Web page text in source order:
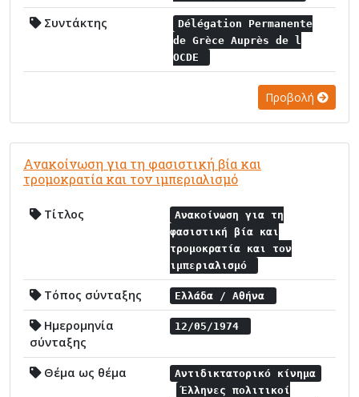
Συντάκτης
Délégation Permanente
de Grèce Auprès de l
OCDE
Προβολή
Ανακοίνωση για τη φασιστική βία και
τρομοκρατία και τον ιμπεριαλισμό
Τίτλος
Ανακοίνωση για τη
φασιστική βία και
τρομοκρατία και τον
ιμπεριαλισμό
Τόπος σύνταξης Ελλάδα / Αθήνα
Ημερομηνία
σύνταξης
12/05/1974
Θέμα ως θέμα
Αντιδικτατορικό κίνημα
Έλληνες πολιτικοί